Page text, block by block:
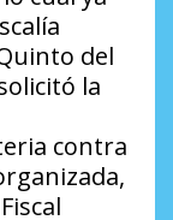
del
la
contra